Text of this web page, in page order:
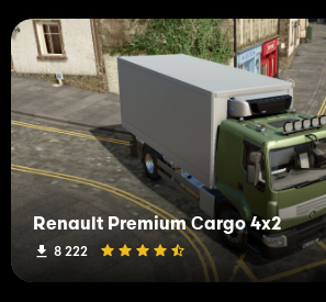
Renault Premium Сargo 4x2
8 222